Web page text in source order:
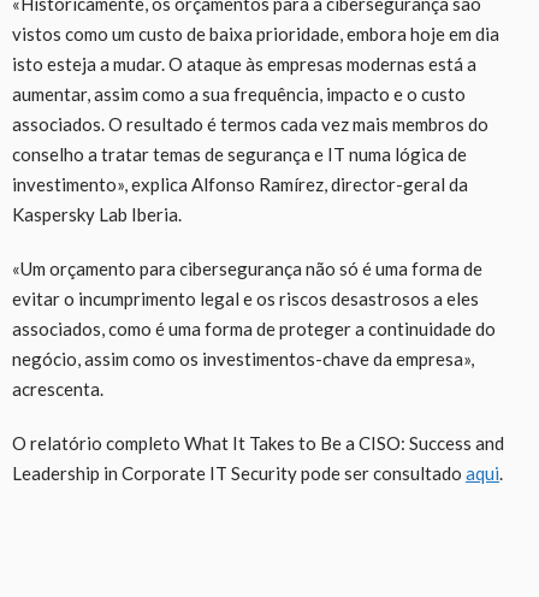
vistos como um custo de baixa prioridade, embora hoje em dia
isto esteja a mudar. O ataque às empresas modernas está a
aumentar, assim como a sua frequência, impacto e o custo
associados. O resultado é termos cada vez mais membros do
conselho a tratar temas de segurança e IT numa lógica de
investimento», explica Alfonso Ramírez, director-geral da
Kaspersky Lab Iberia.
«Um orçamento para cibersegurança não só é uma forma de
evitar o incumprimento legal e os riscos desastrosos a eles
associados, como é uma forma de proteger a continuidade do
negócio, assim como os investimentos-chave da empresa»,
acrescenta.
O relatório completo What It Takes to Be a CISO: Success and
Leadership in Corporate IT Security pode ser consultado aqui.